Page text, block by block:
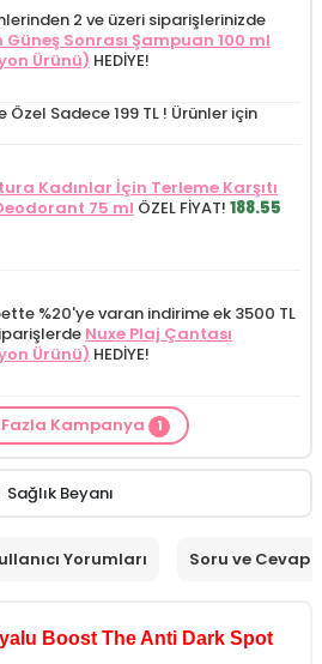
2 ve üzeri siparişlerinizde
Güneş Sonrası Şampuan 100 ml
Ürünü) HEDİYE!
Sadece 199 TL ! Ürünler için
Kadınlar İçin Terleme Karşıtı
75 ml ÖZEL FİYAT! 188.55
%20'ye varan indirime ek 3500 TL
Nuxe Plaj Çantası
Ürünü) HEDİYE!
ürünü siparişinizdeMamaaura
Kampanya 1
Sağlık Beyanı
Yorumları Soru ve Cevap
Boost The Anti Dark Spot